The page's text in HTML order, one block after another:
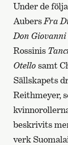
Under de
Aubers Fra
Don Giovanni
Rossinis
Otellosamt
Sällskapets
Reithmeyer,
beskrivits
verk